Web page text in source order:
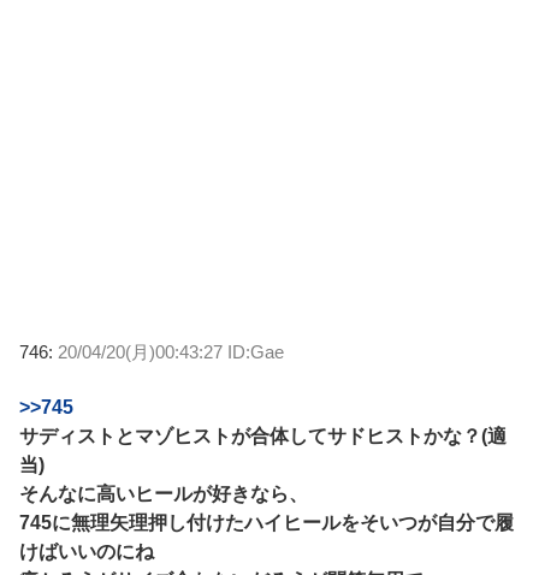
746: 20/04/20(月)00:43:27 ID:Gae
>>745
サディストとマゾヒストが合体してサドヒストかな？(適
当)
そんなに高いヒールが好きなら、
745に無理矢理押し付けたハイヒールをそいつが自分で履
けばいいのにね